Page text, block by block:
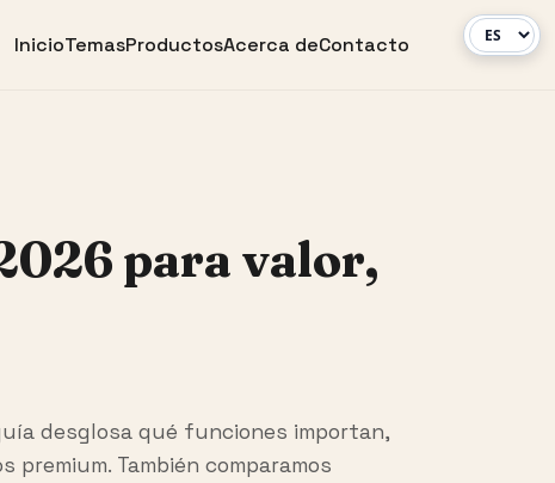
InicioTemasProductosAcerca deContacto
para valor,
desglosa qué funciones importan,
También comparamos